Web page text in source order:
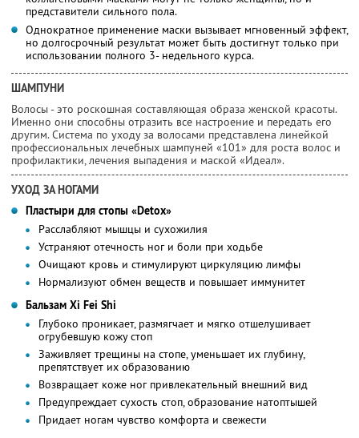
представители сильного пола.
Однократное применение маски вызывает мгновенный эффект,
но долгосрочный результат может быть достигнут только при
использовании полного 3- недельного курса.
ШАМПУНИ
Волосы - это роскошная составляющая образа женской красоты.
Именно они способны отразить все настроение и передать его
другим. Система по уходу за волосами представлена линейкой
профессиональных лечебных шампуней «101» для роста волос и
профилактики, лечения выпадения и маской «Идеал».
УХОД ЗА НОГАМИ
Пластыри для стопы «Detoх»
Расслабляют мышцы и сухожилия
Устраняют отечность ног и боли при ходьбе
Очищают кровь и стимулируют циркуляцию лимфы
Нормализуют обмен веществ и повышает иммунитет
Бальзам Хi Fei Shi
Глубоко проникает, размягчает и мягко отшелушивает
огрубевшую кожу стоп
Заживляет трещины на стопе, уменьшает их глубину,
препятствует их образованию
Возвращает коже ног привлекательный внешний вид
Предупреждает сухость стоп, образование натоптышей
Придает ногам чувство комфорта и свежести